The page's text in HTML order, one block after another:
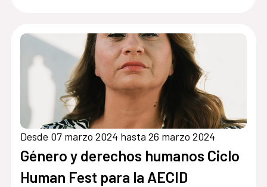
Desde 07 marzo 2024 hasta 26 marzo 2024
Género y derechos humanos Ciclo
Human Fest para la AECID